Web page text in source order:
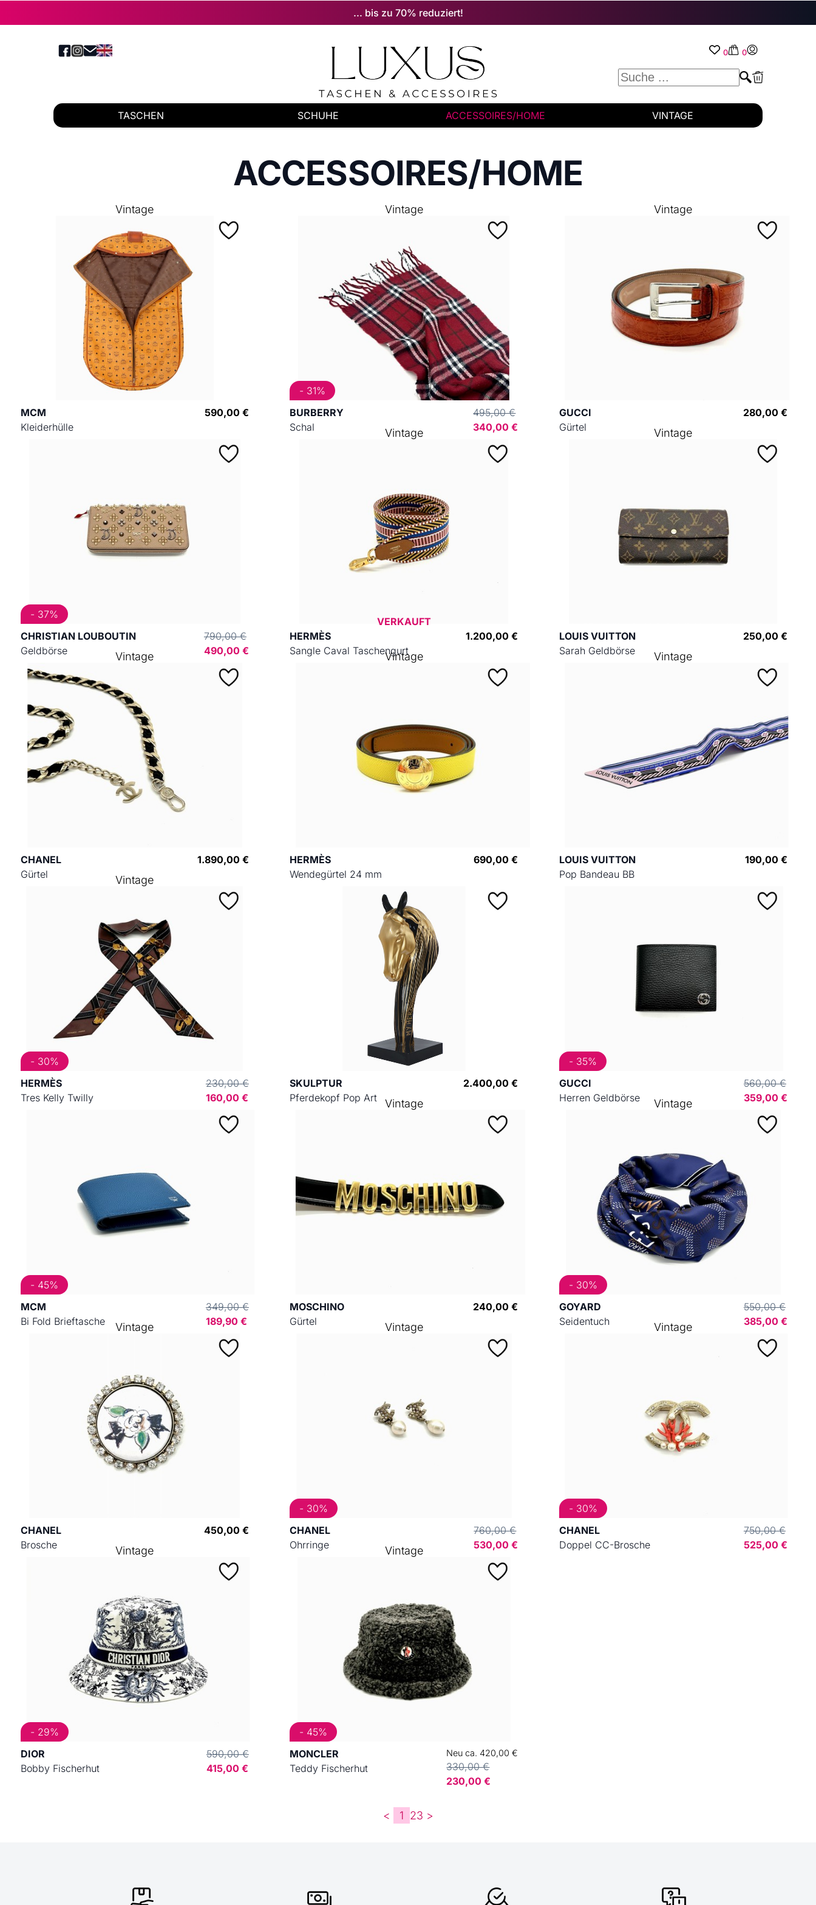
... bis zu 70% reduziert!
0 0
TASCHEN SCHUHE ACCESSOIRES/HOME VINTAGE
ACCESSOIRES/HOME
MCM
Kleiderhülle
590,00 €
Vintage
BURBERRY
Schal
495,00 €
340,00 €
- 31%
Vintage
GUCCI
Gürtel
280,00 €
Vintage
CHRISTIAN LOUBOUTIN
Geldbörse
790,00 €
490,00 €
- 37%
HERMÈS
Sangle Caval Taschengurt
1.200,00 €
VERKAUFT
Vintage
LOUIS VUITTON
Sarah Geldbörse
250,00 €
Vintage
CHANEL
Gürtel
1.890,00 €
Vintage
HERMÈS
Wendegürtel 24 mm
690,00 €
Vintage
LOUIS VUITTON
Pop Bandeau BB
190,00 €
Vintage
HERMÈS
Tres Kelly Twilly
230,00 €
160,00 €
- 30%
Vintage
SKULPTUR
Pferdekopf Pop Art
2.400,00 €
GUCCI
Herren Geldbörse
560,00 €
359,00 €
- 35%
MCM
Bi Fold Brieftasche
349,00 €
189,90 €
- 45%
MOSCHINO
Gürtel
240,00 €
Vintage
GOYARD
Seidentuch
550,00 €
385,00 €
- 30%
Vintage
CHANEL
Brosche
450,00 €
Vintage
CHANEL
Ohrringe
760,00 €
530,00 €
- 30%
Vintage
CHANEL
Doppel CC-Brosche
750,00 €
525,00 €
- 30%
Vintage
DIOR
Bobby Fischerhut
590,00 €
415,00 €
- 29%
Vintage
MONCLER
Teddy Fischerhut
Neu ca. 420,00 €
330,00 €
230,00 €
- 45%
Vintage
< 1 23 >